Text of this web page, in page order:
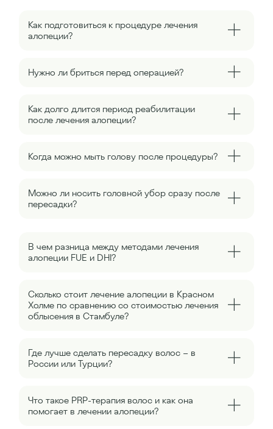
Как подготовиться к процедуре лечения
алопеции?
Нужно ли бриться перед операцией?
Как долго длится период реабилитации
после лечения алопеции?
Когда можно мыть голову после процедуры?
Можно ли носить головной убор сразу после
пересадки?
В чем разница между методами лечения
алопеции FUE и DHI?
Сколько стоит лечение алопеции в Красном
Холме по сравнению со стоимостью лечения
облысения в Стамбуле?
Где лучше сделать пересадку волос – в
России или Турции?
Что такое PRP-терапия волос и как она
помогает в лечении алопеции?